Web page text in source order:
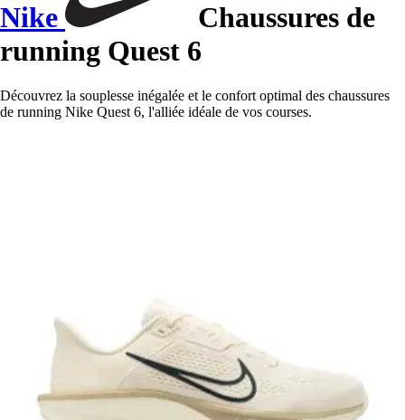
Nike
Chaussures de
running Quest 6
Découvrez la souplesse inégalée et le confort optimal des chaussures
de running Nike Quest 6, l'alliée idéale de vos courses.